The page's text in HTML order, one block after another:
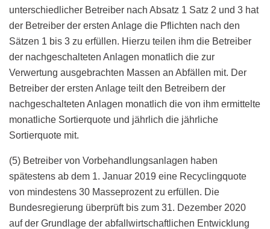
unterschiedlicher Betreiber nach Absatz 1 Satz 2 und 3 hat
der Betreiber der ersten Anlage die Pflichten nach den
Sätzen 1 bis 3 zu erfüllen. Hierzu teilen ihm die Betreiber
der nachgeschalteten Anlagen monatlich die zur
Verwertung ausgebrachten Massen an Abfällen mit. Der
Betreiber der ersten Anlage teilt den Betreibern der
nachgeschalteten Anlagen monatlich die von ihm ermittelte
monatliche Sortierquote und jährlich die jährliche
Sortierquote mit.
(5) Betreiber von Vorbehandlungsanlagen haben
spätestens ab dem 1. Januar 2019 eine Recyclingquote
von mindestens 30 Masseprozent zu erfüllen. Die
Bundesregierung überprüft bis zum 31. Dezember 2020
auf der Grundlage der abfallwirtschaftlichen Entwicklung